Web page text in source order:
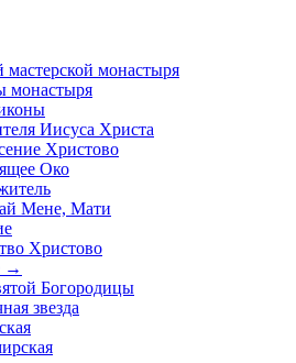
монастыря
монастыря
Иисуса Христа
Христово
Око
Мене, Мати
Христово
→
Богородицы
звезда